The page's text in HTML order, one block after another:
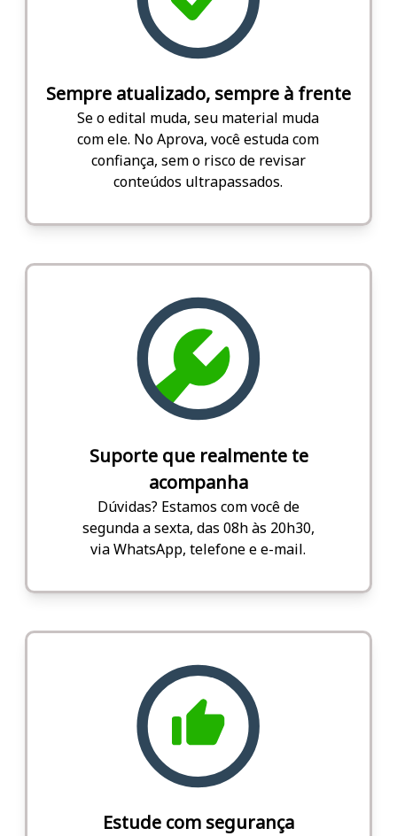
Sempre atualizado, sempre à frente
Se o edital muda, seu material muda
com ele. No Aprova, você estuda com
confiança, sem o risco de revisar
conteúdos ultrapassados.
Suporte que realmente te
acompanha
Dúvidas? Estamos com você de
segunda a sexta, das 08h às 20h30,
via WhatsApp, telefone e e-mail.
Estude com segurança